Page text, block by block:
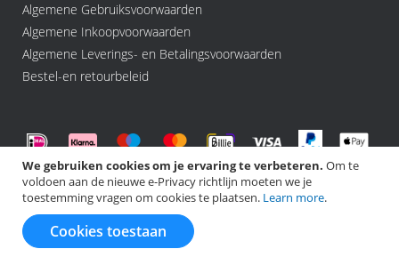
We gebruiken cookies om je ervaring te verbeteren. Om te
voldoen aan de nieuwe e-Privacy richtlijn moeten we je
toestemming vragen om cookies te plaatsen. Learn more.
Cookies toestaan
Algemene Gebruiksvoorwaarden
Algemene Inkoopvoorwaarden
Algemene Leverings- en Betalingsvoorwaarden
Bestel-en retourbeleid
©️ 2026 Another Cookie, All rights Reserved.